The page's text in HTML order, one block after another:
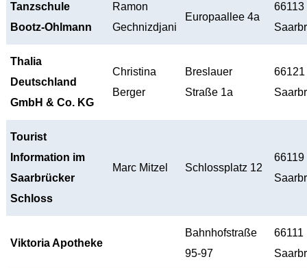
Tanzschule
Bootz-Ohlmann
Ramon
Gechnizdjani
Europaallee 4a
66113
Thalia
Deutschland
GmbH & Co. KG
Christina
Berger
Breslauer
Straße 1a
66121
Tourist
Information im
Saarbrücker
Schloss
Marc Mitzel Schlossplatz 12
66119
Viktoria Apotheke
Bahnhofstraße
95-97
66111